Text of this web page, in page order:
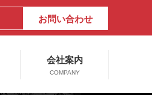
お問い合わせ
会社案内
COMPANY